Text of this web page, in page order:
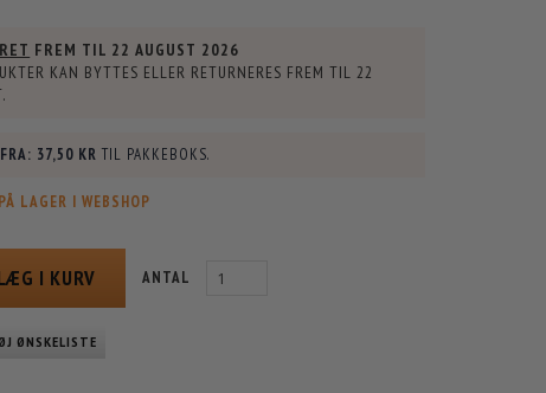
FREM TIL 22 AUGUST 2026
KAN BYTTES ELLER RETURNERES FREM TIL22
.
37,50 KR TIL PAKKEBOKS.
PÅ LAGER I WEBSHOP
I KURV ANTAL
ØNSKELISTE